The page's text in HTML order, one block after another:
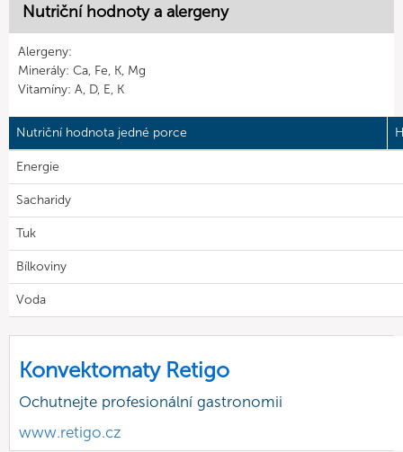
Nutriční hodnoty a alergeny
Alergeny:
Minerály: Ca, Fe, K, Mg
Vitamíny: A, D, E, K
Nutriční hodnota jedné porce
Energie
Sacharidy
Tuk
Bílkoviny
Voda
Konvektomaty Retigo
Ochutnejte profesionální gastronomii
www.retigo.cz